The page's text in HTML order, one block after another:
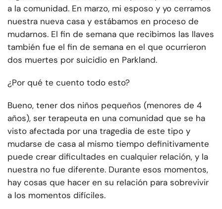
a la comunidad. En marzo, mi esposo y yo cerramos
nuestra nueva casa y estábamos en proceso de
mudarnos. El fin de semana que recibimos las llaves
también fue el fin de semana en el que ocurrieron
dos muertes por suicidio en Parkland.
¿Por qué te cuento todo esto?
Bueno, tener dos niños pequeños (menores de 4
años), ser terapeuta en una comunidad que se ha
visto afectada por una tragedia de este tipo y
mudarse de casa al mismo tiempo definitivamente
puede crear dificultades en cualquier relación, y la
nuestra no fue diferente. Durante esos momentos,
hay cosas que hacer en su relación para sobrevivir
a los momentos difíciles.